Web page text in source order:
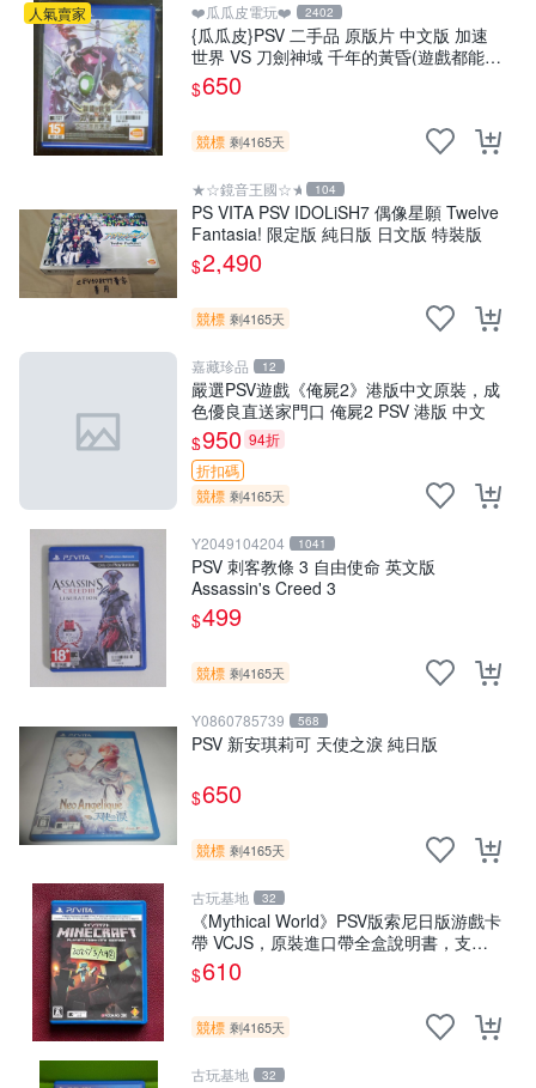
人氣賣家 ❤️瓜瓜皮電玩❤️ 2402
{瓜瓜皮}PSV 二手品 原版片 中文版 加速
世界 VS 刀劍神域 千年的黃昏(遊戲都能回
收)
$650
競標 剩4165天
★☆鏡音王國☆★ 104
PS VITA PSV IDOLiSH7 偶像星願 Twelve
Fantasia! 限定版 純日版 日文版 特裝版
$2,490
競標 剩4165天
嘉藏珍品 12
嚴選PSV遊戲《俺屍2》港版中文原裝，成
色優良直送家門口 俺屍2 PSV 港版 中文
$950 94折
折扣碼
競標 剩4165天
Y2049104204 1041
PSV 刺客教條 3 自由使命 英文版
Assassin's Creed 3
$499
競標 剩4165天
Y0860785739 568
PSV 新安琪莉可 天使之淚 純日版
$650
競標 剩4165天
古玩基地 32
《Mythical World》PSV版索尼日版游戲卡
帶 VCJS，原裝進口帶全盒說明書，支持
主機運行。Mythical World PSV 游戲 卡
$610
競標 剩4165天
古玩基地 32